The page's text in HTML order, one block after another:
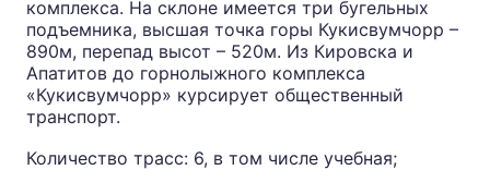
комплекса. На склоне имеется три бугельных
подъемника, высшая точка горы Кукисвумчорр –
890м, перепад высот – 520м. Из Кировска и
Апатитов до горнолыжного комплекса
«Кукисвумчорр» курсирует общественный
транспорт.
Количество трасс: 6, в том числе учебная;